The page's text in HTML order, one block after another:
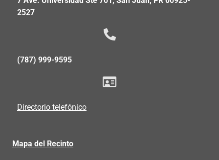
2527
(787) 999-9595
Directorio telefónico
Mapa del Recinto